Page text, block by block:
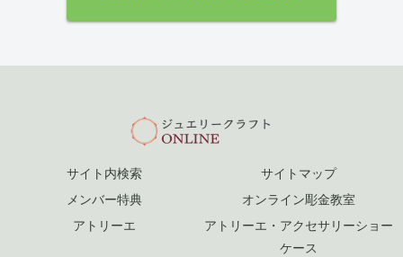
サイト内検索
サイトマップ
メンバー特典
オンライン彫金教室
アトリーエ
アトリーエ・アクセサリーショー
ケース